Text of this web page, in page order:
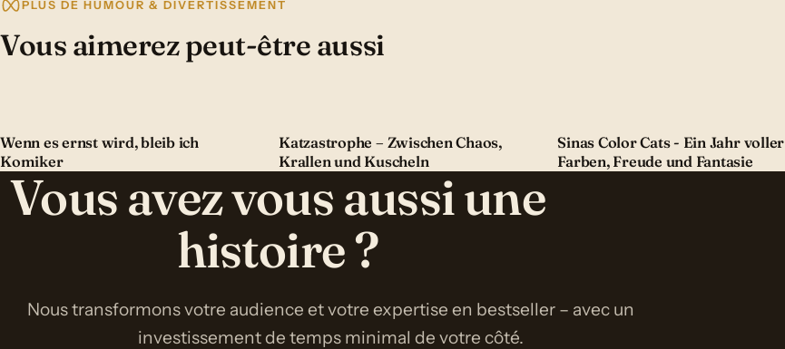
PLUS DE HUMOUR & DIVERTISSEMENT
Vous aimerez peut-être aussi
Wenn es ernst wird, bleib ich
Komiker
Katzastrophe – Zwischen Chaos,
Krallen und Kuscheln
Sinas Color Cats - Ein Jahr voller
Farben, Freude und Fantasie
Vous avez vous aussi une
histoire ?
Nous transformons votre audience et votre expertise en bestseller – avec un
investissement de temps minimal de votre côté.